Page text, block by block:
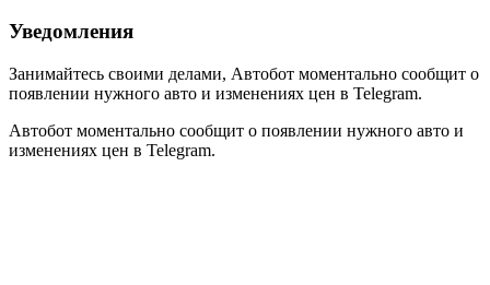
Уведомления
Занимайтесь своими делами, Автобот моментально сообщит о
появлении нужного авто и изменениях цен в Telegram.
Автобот моментально сообщит о появлении нужного авто и
изменениях цен в Telegram.